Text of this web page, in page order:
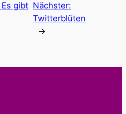
Es gibt Nächster:
Twitterblüten
→